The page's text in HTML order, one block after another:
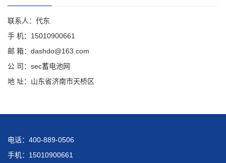
联系人：代东
手 机：15010900661
邮 箱：dashdo@163.com
公 司：sec蓄电池网
地 址：山东省济南市天桥区
电话：400-889-0506
手机：15010900661